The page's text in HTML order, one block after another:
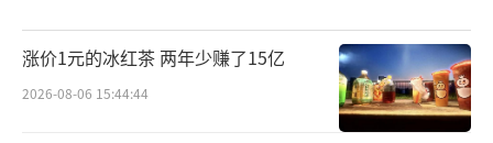
涨价1元的冰红茶 两年少赚了15亿
2026-08-06 15:44:44